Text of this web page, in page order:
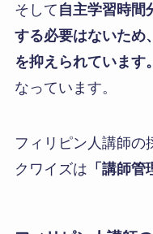
そして 自主学習時間
する必要はないため
を抑えられています。
なっています。
フィリピン人講師の
クワイズは 「講師管